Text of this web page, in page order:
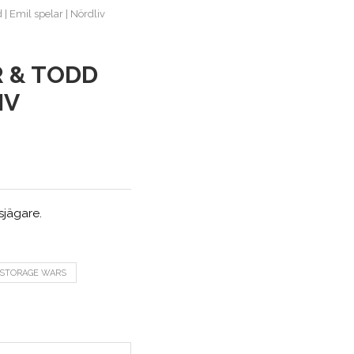
| Emil spelar | Nördliv
& TODD
STORAGE WARS